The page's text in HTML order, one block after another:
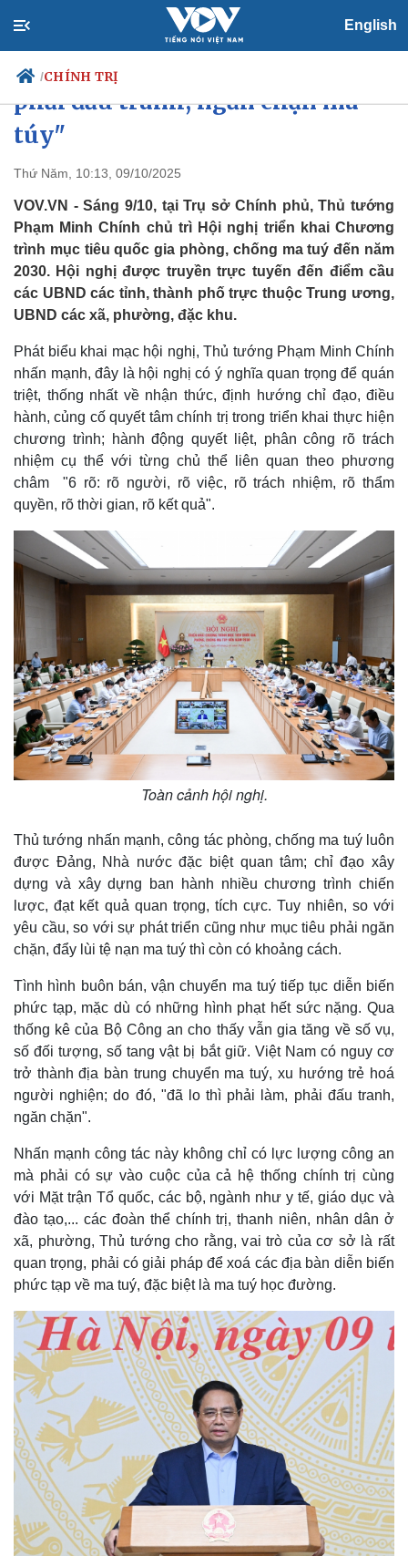
English
/CHÍNH TRỊ
Chính trị
Tổ chức nhân sự
Quốc hội
Nhận diện sự thật
Tin 24h
Dự báo thời tiết
Giáo dục
Dấu ấn VOV
Việc làm
Biển đảo
Thế giới
Quan sát
Cuộc sống đó đây
Hồ sơ
Multimedia
Video
Ảnh
E-Magazine
Infographic
Thủ tướng: "Đã lo thì phải làm,
phải đấu tranh, ngăn chặn ma
túy"
Thứ Năm, 10:13, 09/10/2025
VOV.VN - Sáng 9/10, tại Trụ sở Chính phủ, Thủ tướng
Phạm Minh Chính chủ trì Hội nghị triển khai Chương
trình mục tiêu quốc gia phòng, chống ma tuý đến năm
2030. Hội nghị được truyền trực tuyến đến điểm cầu
các UBND các tỉnh, thành phố trực thuộc Trung ương,
UBND các xã, phường, đặc khu.
Phát biểu khai mạc hội nghị, Thủ tướng Phạm Minh Chính
nhấn mạnh, đây là hội nghị có ý nghĩa quan trọng để quán
triệt, thống nhất về nhận thức, định hướng chỉ đạo, điều
hành, củng cố quyết tâm chính trị trong triển khai thực hiện
chương trình; hành động quyết liệt, phân công rõ trách
nhiệm cụ thể với từng chủ thể liên quan theo phương
châm "6 rõ: rõ người, rõ việc, rõ trách nhiệm, rõ thẩm
quyền, rõ thời gian, rõ kết quả".
Toàn cảnh hội nghị.
Thủ tướng nhấn mạnh, công tác phòng, chống ma tuý luôn
được Đảng, Nhà nước đặc biệt quan tâm; chỉ đạo xây
dựng và xây dựng ban hành nhiều chương trình chiến
lược, đạt kết quả quan trọng, tích cực. Tuy nhiên, so với
yêu cầu, so với sự phát triển cũng như mục tiêu phải ngăn
chặn, đẩy lùi tệ nạn ma tuý thì còn có khoảng cách.
Tình hình buôn bán, vận chuyển ma tuý tiếp tục diễn biến
phức tạp, mặc dù có những hình phạt hết sức nặng. Qua
thống kê của Bộ Công an cho thấy vẫn gia tăng về số vụ,
số đối tượng, số tang vật bị bắt giữ. Việt Nam có nguy cơ
trở thành địa bàn trung chuyển ma tuý, xu hướng trẻ hoá
người nghiện; do đó, "đã lo thì phải làm, phải đấu tranh,
ngăn chặn".
Nhấn mạnh công tác này không chỉ có lực lượng công an
mà phải có sự vào cuộc của cả hệ thống chính trị cùng
với Mặt trận Tổ quốc, các bộ, ngành như y tế, giáo dục và
đào tạo,... các đoàn thể chính trị, thanh niên, nhân dân ở
xã, phường, Thủ tướng cho rằng, vai trò của cơ sở là rất
quan trọng, phải có giải pháp để xoá các địa bàn diễn biến
phức tạp về ma tuý, đặc biệt là ma tuý học đường.